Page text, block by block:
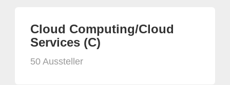
Cloud Computing/Cloud
Services (C)
50 Aussteller